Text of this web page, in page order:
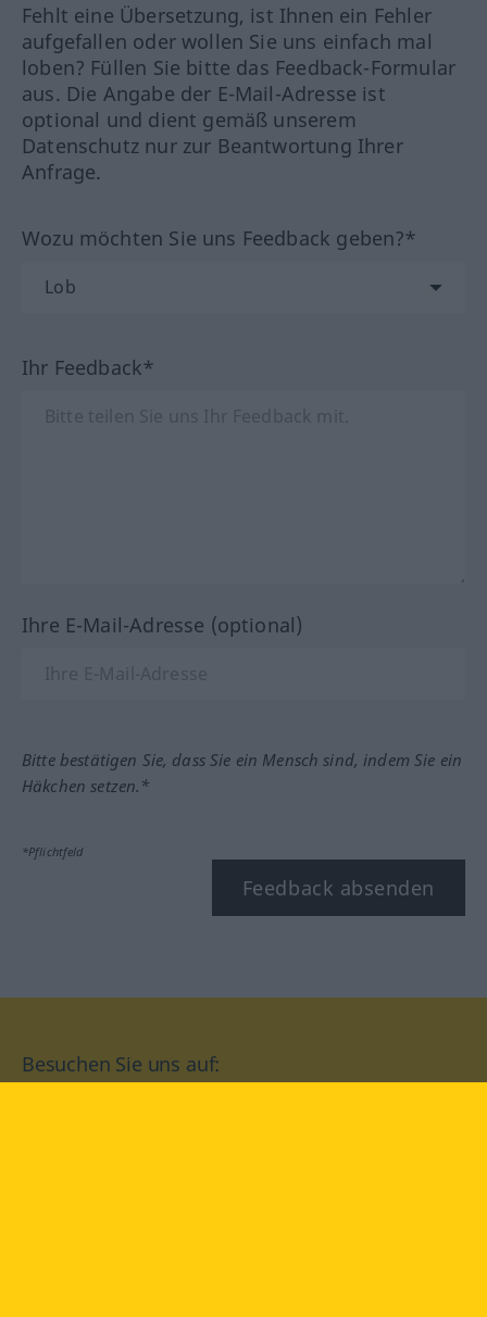
Fehlt eine Übersetzung, ist Ihnen ein Fehler
aufgefallen oder wollen Sie uns einfach mal
loben? Füllen Sie bitte das Feedback-Formular
aus. Die Angabe der E-Mail-Adresse ist
optional und dient gemäß unserem
Datenschutz nur zur Beantwortung Ihrer
Anfrage.
Wozu möchten Sie uns Feedback geben?*
Ihr Feedback*
Ihre E-Mail-Adresse (optional)
Bitte bestätigen Sie, dass Sie ein Mensch sind, indem Sie ein
Häkchen setzen.*
*Pflichtfeld
Feedback absenden
Besuchen Sie uns auf: